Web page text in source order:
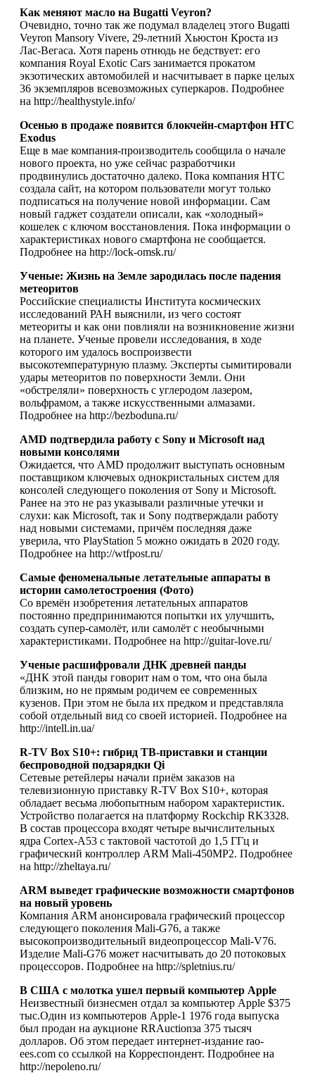
Как меняют масло на Bugatti Veyron?
Очевидно, точно так же подумал владелец этого Bugatti
Veyron Mansory Vivere, 29-летний Хьюстон Кроста из
Лас-Вегаса. Хотя парень отнюдь не бедствует: его
компания Royal Exotic Cars занимается прокатом
экзотических автомобилей и насчитывает в парке целых
36 экземпляров всевозможных суперкаров. Подробнее
на http://healthystyle.info/
Осенью в продаже появится блокчейн-смартфон HTC
Exodus
Еще в мае компания-производитель сообщила о начале
нового проекта, но уже сейчас разработчики
продвинулись достаточно далеко. Пока компания HTC
создала сайт, на котором пользователи могут только
подписаться на получение новой информации. Сам
новый гаджет создатели описали, как «холодный»
кошелек с ключом восстановления. Пока информации о
характеристиках нового смартфона не сообщается.
Подробнее на http://lock-omsk.ru/
Ученые: Жизнь на Земле зародилась после падения
метеоритов
Российские специалисты Института космических
исследований РАН выяснили, из чего состоят
метеориты и как они повлияли на возникновение жизни
на планете. Ученые провели исследования, в ходе
которого им удалось воспроизвести
высокотемпературную плазму. Эксперты сымитировали
удары метеоритов по поверхности Земли. Они
«обстреляли» поверхность с углеродом лазером,
вольфрамом, а также искусственными алмазами.
Подробнее на http://bezboduna.ru/
AMD подтвердила работу с Sony и Microsoft над
новыми консолями
Ожидается, что AMD продолжит выступать основным
поставщиком ключевых однокристальных систем для
консолей следующего поколения от Sony и Microsoft.
Ранее на это не раз указывали различные утечки и
слухи: как Microsoft, так и Sony подтверждали работу
над новыми системами, причём последняя даже
уверила, что PlayStation 5 можно ожидать в 2020 году.
Подробнее на http://wtfpost.ru/
Самые феноменальные летательные аппараты в
истории самолетостроения (Фото)
Со времён изобретения летательных аппаратов
постоянно предпринимаются попытки их улучшить,
создать супер-самолёт, или самолёт с необычными
характеристиками. Подробнее на http://guitar-love.ru/
Ученые расшифровали ДНК древней панды
«ДНК этой панды говорит нам о том, что она была
близким, но не прямым родичем ее современных
кузенов. При этом не была их предком и представляла
собой отдельный вид со своей историей. Подробнее на
http://intell.in.ua/
R-TV Box S10+: гибрид ТВ-приставки и станции
беспроводной подзарядки Qi
Сетевые ретейлеры начали приём заказов на
телевизионную приставку R-TV Box S10+, которая
обладает весьма любопытным набором характеристик.
Устройство полагается на платформу Rockchip RK3328.
В состав процессора входят четыре вычислительных
ядра Cortex-A53 с тактовой частотой до 1,5 ГГц и
графический контроллер ARM Mali-450MP2. Подробнее
на http://zheltaya.ru/
ARM выведет графические возможности смартфонов
на новый уровень
Компания ARM анонсировала графический процессор
следующего поколения Mali-G76, а также
высокопроизводительный видеопроцессор Mali-V76.
Изделие Mali-G76 может насчитывать до 20 потоковых
процессоров. Подробнее на http://spletnius.ru/
В США с молотка ушел первый компьютер Apple
Неизвестный бизнесмен отдал за компьютер Apple $375
тыс.Один из компьютеров Apple-1 1976 года выпуска
был продан на аукционе RRAuctionза 375 тысяч
долларов. Об этом передает интернет-издание rao-
ees.com со ссылкой на Корреспондент. Подробнее на
http://nepoleno.ru/